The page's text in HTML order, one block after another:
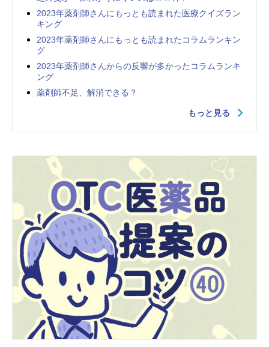
2023年薬剤師さんにもっとも読まれた医療クイズラン
キング
2023年薬剤師さんにもっとも読まれたコラムランキン
グ
2023年薬剤師さんからの反響が多かったコラムランキ
ング
薬剤師不足、解消できる？
もっと見る